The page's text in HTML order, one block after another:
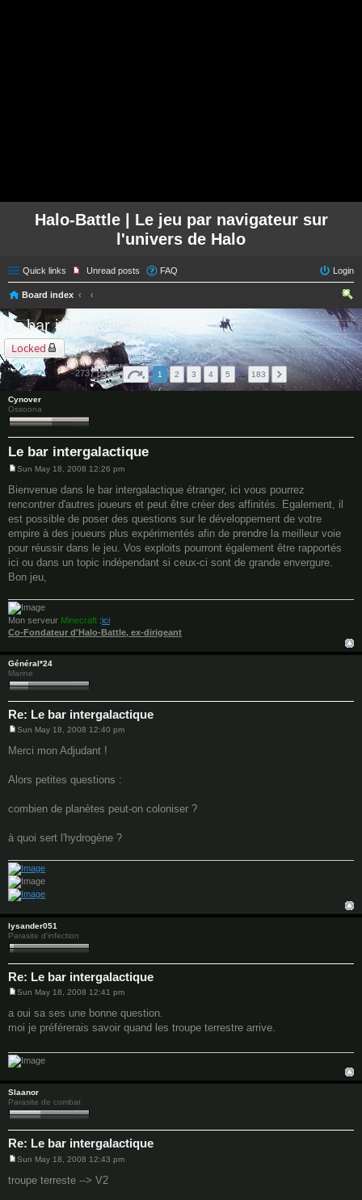
Halo-Battle | Le jeu par navigateur sur
l'univers de Halo
Quick links Unread posts FAQ Login
Board index
ear
ch
Le bar intergalactique
Locked
2737 posts 1 2 3 4 5 … 183
Cynover
Ossoona
Le bar intergalactique
s
t
Sun May 18, 2008 12:26 pm
Bienvenue dans le bar intergalactique étranger, ici vous pourrez
rencontrer d'autres joueurs et peut être créer des affinités. Egalement, il
est possible de poser des questions sur le développement de votre
empire à des joueurs plus expérimentés afin de prendre la meilleur voie
pour réussir dans le jeu. Vos exploits pourront également être rapportés
ici ou dans un topic indépendant si ceux-ci sont de grande envergure.
Bon jeu,
Mon serveur Minecraft :ici
Co-Fondateur d'Halo-Battle, ex-dirigeant
Général*24
Marine
Re: Le bar intergalactique
o
s
Sun May 18, 2008 12:40 pm
Merci mon Adjudant !
Alors petites questions :
combien de planètes peut-on coloniser ?
à quoi sert l'hydrogène ?
lysander051
Parasite d'infection
Re: Le bar intergalactique
o
s
t
Sun May 18, 2008 12:41 pm
a oui sa ses une bonne question.
moi je préférerais savoir quand les troupe terrestre arrive.
Slaanor
Parasite de combat
Re: Le bar intergalactique
s
Sun May 18, 2008 12:43 pm
troupe terreste --> V2